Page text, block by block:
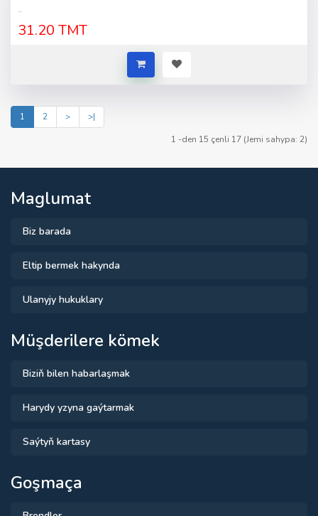
..
31.20 TMT
1 2 >
>|
1 -den 15 çenli 17 (Jemi sahypa: 2)
Maglumat
Biz barada
Eltip bermek hakynda
Ulanyjy hukuklary
Müşderilere kömek
Biziň bilen habarlaşmak
Harydy yzyna gaýtarmak
Saýtyň kartasy
Goşmaça